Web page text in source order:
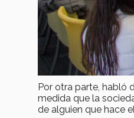
Por otra parte, habló
medida que la
de alguien que hace